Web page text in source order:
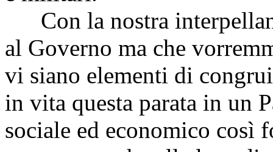
Con la nostra
al Governo ma che
vi siano elementi di
in vita questa parata in un
sociale ed economico così